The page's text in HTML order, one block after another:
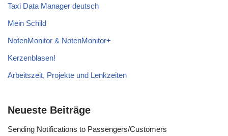
Taxi Data Manager deutsch
Mein Schild
NotenMonitor & NotenMonitor+
Kerzenblasen!
Arbeitszeit, Projekte und Lenkzeiten
Neueste Beiträge
Sending Notifications to Passengers/Customers